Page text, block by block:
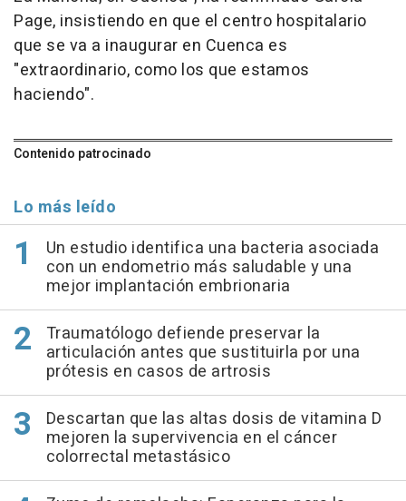
Page, insistiendo en que el centro hospitalario
que se va a inaugurar en Cuenca es
"extraordinario, como los que estamos
haciendo".
Contenido patrocinado
Lo más leído
Un estudio identifica una bacteria asociada
con un endometrio más saludable y una
mejor implantación embrionaria
Traumatólogo defiende preservar la
articulación antes que sustituirla por una
prótesis en casos de artrosis
Descartan que las altas dosis de vitamina D
mejoren la supervivencia en el cáncer
colorrectal metastásico